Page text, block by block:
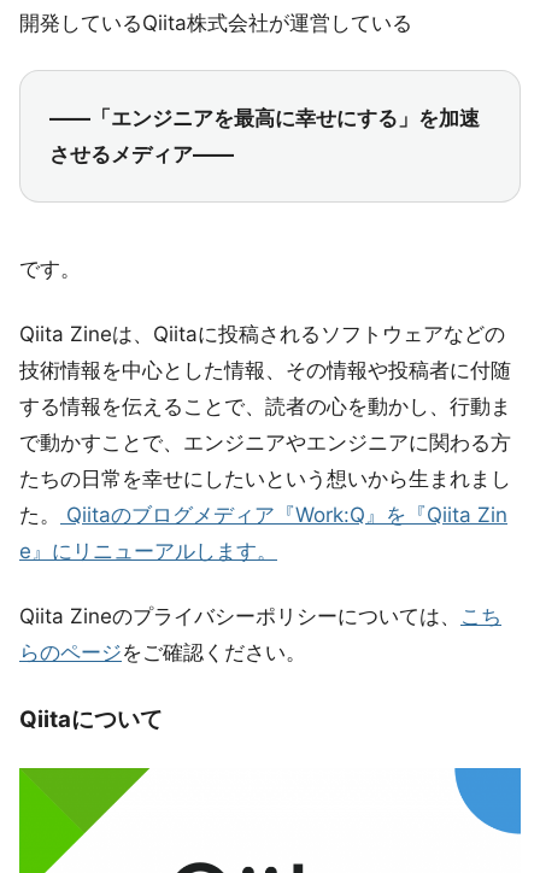
開発しているQiita株式会社が運営している
――「エンジニアを最高に幸せにする」を加速
させるメディア――
です。
Qiita Zineは、Qiitaに投稿されるソフトウェアなどの
技術情報を中心とした情報、その情報や投稿者に付随
する情報を伝えることで、読者の心を動かし、行動ま
で動かすことで、エンジニアやエンジニアに関わる方
たちの日常を幸せにしたいという想いから生まれまし
た。
Qiitaのブログメディア『Work:Q』を『Qiita Zin
e』にリニューアルします。
Qiita Zineのプライバシーポリシーについては、 こち
らのページをご確認ください。
Qiitaについて